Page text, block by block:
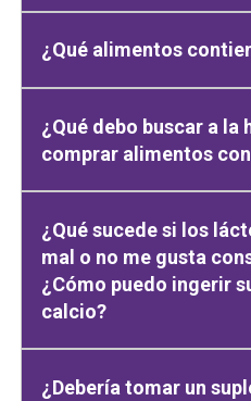
¿Qué alimentos
¿Qué debo buscar a la
comprar alimentos
¿Qué sucede si los
mal o no me gusta
¿Cómo puedo ingerir
calcio?
¿Debería tomar un